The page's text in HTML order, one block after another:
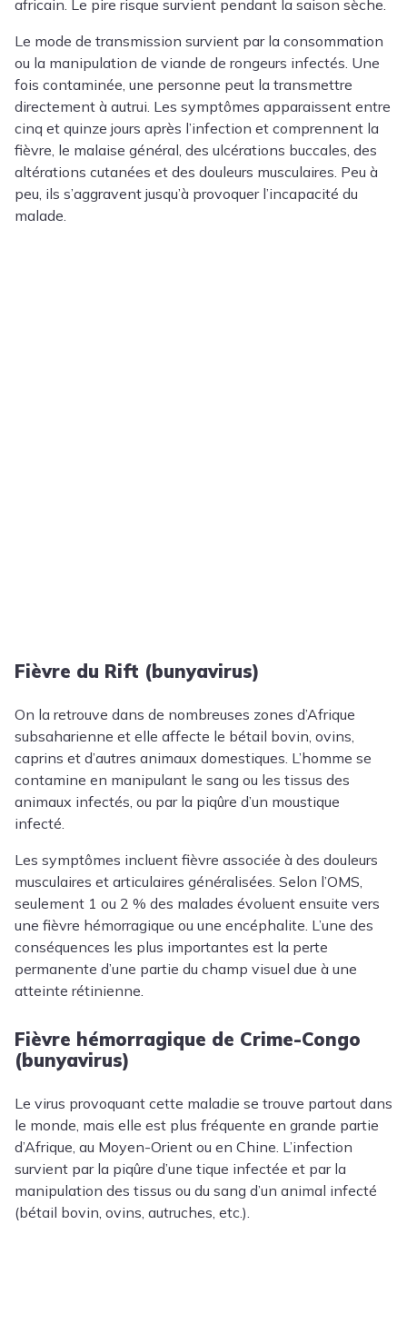
africain. Le pire risque survient pendant la saison sèche.
Le mode de transmission survient par la consommation
ou la manipulation de viande de rongeurs infectés. Une
fois contaminée, une personne peut la transmettre
directement à autrui. Les symptômes apparaissent entre
cinq et quinze jours après l’infection et comprennent la
fièvre, le malaise général, des ulcérations buccales, des
altérations cutanées et des douleurs musculaires. Peu à
peu, ils s’aggravent jusqu’à provoquer l’incapacité du
malade.
Fièvre du Rift (bunyavirus)
On la retrouve dans de nombreuses zones d’Afrique
subsaharienne et elle affecte le bétail bovin, ovins,
caprins et d’autres animaux domestiques. L’homme se
contamine en manipulant le sang ou les tissus des
animaux infectés, ou par la piqûre d’un moustique
infecté.
Les symptômes incluent fièvre associée à des douleurs
musculaires et articulaires généralisées. Selon l’OMS,
seulement 1 ou 2 % des malades évoluent ensuite vers
une fièvre hémorragique ou une encéphalite. L’une des
conséquences les plus importantes est la perte
permanente d’une partie du champ visuel due à une
atteinte rétinienne.
Fièvre hémorragique de Crime-Congo
(bunyavirus)
Le virus provoquant cette maladie se trouve partout dans
le monde, mais elle est plus fréquente en grande partie
d’Afrique, au Moyen-Orient ou en Chine. L’infection
survient par la piqûre d’une tique infectée et par la
manipulation des tissus ou du sang d’un animal infecté
(bétail bovin, ovins, autruches, etc.).